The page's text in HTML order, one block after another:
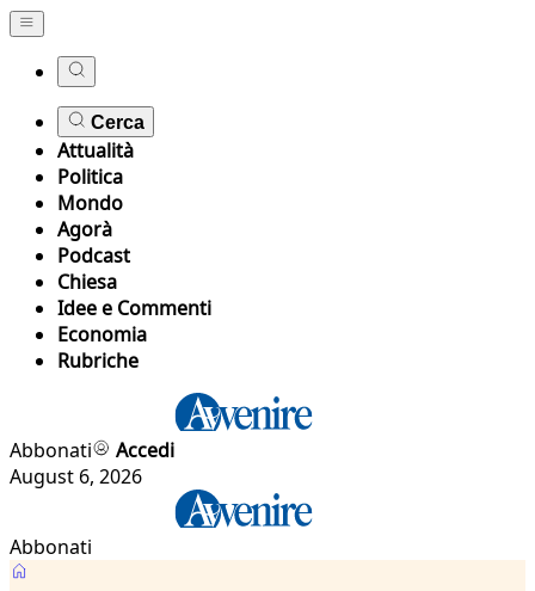
Cerca
Attualità
Politica
Mondo
Agorà
Podcast
Chiesa
Idee e Commenti
Economia
Rubriche
Abbonati
Accedi
August 6, 2026
Abbonati